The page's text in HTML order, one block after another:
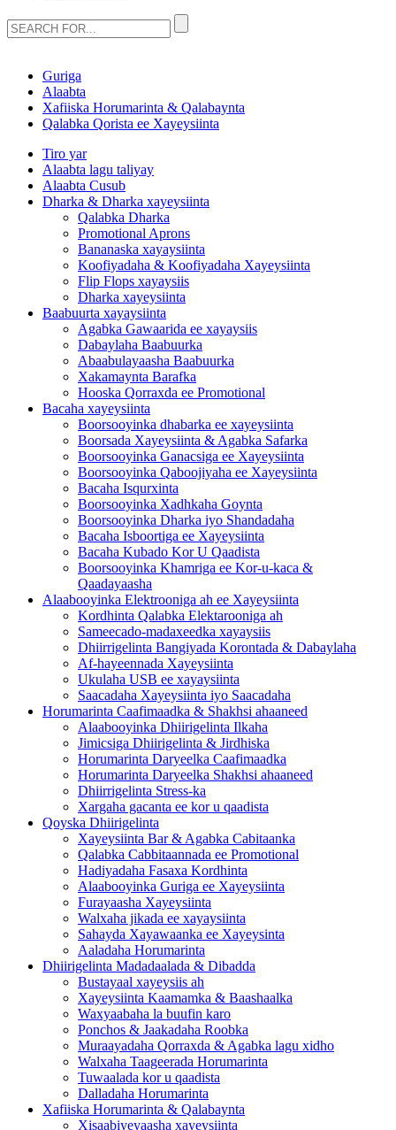
Guriga
Alaabta
Xafiiska Horumarinta & Qalabaynta
Qalabka Qorista ee Xayeysiinta
Tiro yar
Alaabta lagu taliyay
Alaabta Cusub
Dharka & Dharka xayeysiinta
Qalabka Dharka
Promotional Aprons
Bananaska xayaysiinta
Koofiyadaha & Koofiyadaha Xayeysiinta
Flip Flops xayaysiis
Dharka xayeysiinta
Baabuurta xayaysiinta
Agabka Gawaarida ee xayaysiis
Dabaylaha Baabuurka
Abaabulayaasha Baabuurka
Xakamaynta Barafka
Hooska Qorraxda ee Promotional
Bacaha xayeysiinta
Boorsooyinka dhabarka ee xayeysiinta
Boorsada Xayeysiinta & Agabka Safarka
Boorsooyinka Ganacsiga ee Xayeysiinta
Boorsooyinka Qaboojiyaha ee Xayeysiinta
Bacaha Isqurxinta
Boorsooyinka Xadhkaha Goynta
Boorsooyinka Dharka iyo Shandadaha
Bacaha Isboortiga ee Xayeysiinta
Bacaha Kubado Kor U Qaadista
Boorsooyinka Khamriga ee Kor-u-kaca &
Qaadayaasha
Alaabooyinka Elektrooniga ah ee Xayeysiinta
Kordhinta Qalabka Elektarooniga ah
Sameecado-madaxeedka xayaysiis
Dhiirrigelinta Bangiyada Korontada & Dabaylaha
Af-hayeennada Xayeysiinta
Ukulaha USB ee xayaysiinta
Saacadaha Xayeysiinta iyo Saacadaha
Horumarinta Caafimaadka & Shakhsi ahaaneed
Alaabooyinka Dhiirigelinta Ilkaha
Jimicsiga Dhiirigelinta & Jirdhiska
Horumarinta Daryeelka Caafimaadka
Horumarinta Daryeelka Shakhsi ahaaneed
Dhiirrigelinta Stress-ka
Xargaha gacanta ee kor u qaadista
Qoyska Dhiirigelinta
Xayeysiinta Bar & Agabka Cabitaanka
Qalabka Cabbitaannada ee Promotional
Hadiyadaha Fasaxa Kordhinta
Alaabooyinka Guriga ee Xayeysiinta
Furayaasha Xayeysiinta
Walxaha jikada ee xayaysiinta
Sahayda Xayawaanka ee Xayeysinta
Aaladaha Horumarinta
Dhiirigelinta Madadaalada & Dibadda
Bustayaal xayeysiis ah
Xayeysiinta Kaamamka & Baashaalka
Waxyaabaha la buufin karo
Ponchos & Jaakadaha Roobka
Muraayadaha Qorraxda & Agabka lagu xidho
Walxaha Taageerada Horumarinta
Tuwaalada kor u qaadista
Dalladaha Horumarinta
Xafiiska Horumarinta & Qalabaynta
Xisaabiyeyaasha xayeysiinta